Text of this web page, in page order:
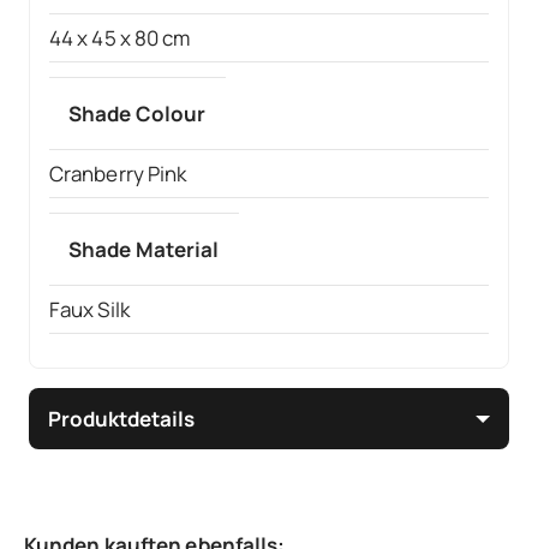
44 x 45 x 80 cm
Shade Colour
Cranberry Pink
Shade Material
Faux Silk
Produktdetails